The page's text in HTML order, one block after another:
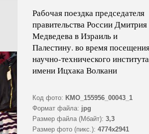
Рабочая поездка председателя
правительства России Дмитрия
Медведева в Израиль и
Палестину. во время
научно-технического института
имени Ицхака Волкани
Код фото: KMO_155956_00043_1
Формат файла: jpg
Размер файла (Мбайт): 3,3
Размер фото (пикс.): 4774x2941